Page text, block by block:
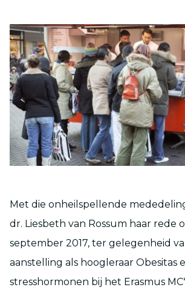
Met die onheilspellende
dr. Liesbeth van Rossum haar rede
september 2017, ter gelegenheid
aanstelling als hoogleraar Obesitas
stresshormonen bij het Erasmus